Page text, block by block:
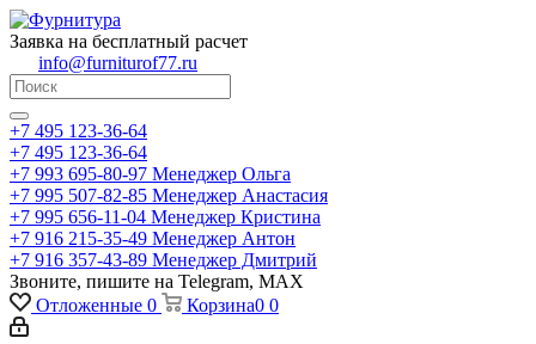
Заявка на бесплатный расчет
info@furniturof77.ru
+7 495 123-36-64
+7 495 123-36-64
+7 993 695-80-97 Менеджер Ольга
+7 995 507-82-85 Менеджер Анастасия
+7 995 656-11-04 Менеджер Кристина
+7 916 215-35-49 Менеджер Антон
+7 916 357-43-89 Менеджер Дмитрий
Звоните, пишите на Telegram, MAX
Отложенные 0 Корзина0 0